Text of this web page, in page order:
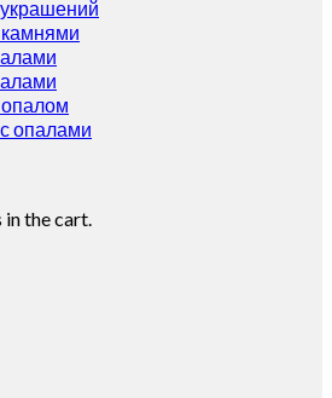
опалами
the cart.